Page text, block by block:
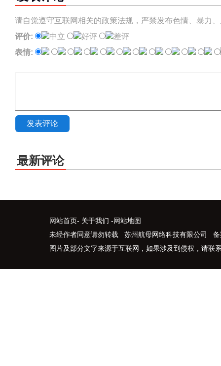
请自觉遵守互联网相关的政策法规，严禁发布色情、暴力
评价:
中立 好评
差评
表情:
发表评论
最新评论
网站首页- 关于我们 -网站地图
未经作者同意请勿转载 苏州航母网络科技有限公司 备
图片及部分文字来源于互联网，如果涉及到侵权，请联